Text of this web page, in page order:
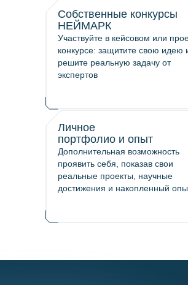
Собственные конкурсы
НЕЙМАРК
Участвуйте в кейсовом или
конкурсе: защитите свою идею
решите реальную задачу от
экспертов
Личное
портфолио и опыт
Дополнительная возможность
проявить себя, показав свои
реальные проекты, научные
достижения и накопленный